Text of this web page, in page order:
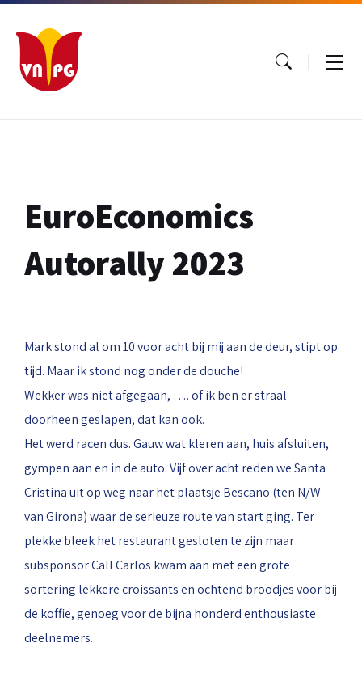
Ga
inhoud
Ga
hoofdnavigatie
Ga
footer
EuroEconomics
Autorally 2023
Mark stond al om 10 voor acht bij mij aan de deur, stipt op
tijd. Maar ik stond nog onder de douche!
Wekker was niet afgegaan, …. of ik ben er straal
doorheen geslapen, dat kan ook.
Het werd racen dus. Gauw wat kleren aan, huis afsluiten,
gympen aan en in de auto. Vijf over acht reden we Santa
Cristina uit op weg naar het plaatsje Bescano (ten N/W
van Girona) waar de serieuze route van start ging. Ter
plekke bleek het restaurant gesloten te zijn maar
subsponsor Call Carlos kwam aan met een grote
sortering lekkere croissants en ochtend broodjes voor bij
de koffie, genoeg voor de bijna honderd enthousiaste
deelnemers.